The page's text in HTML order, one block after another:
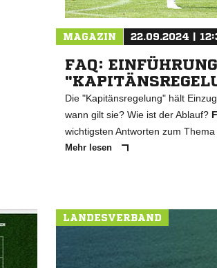
MAGAZIN 22.09.2024 |
FAQ:
Die "Kapitänsregelung" hält
wann gilt sie? Wie ist der Ablauf?
wichtigsten Antworten zum Thema
Mehr lesen
LANDESVERBAND